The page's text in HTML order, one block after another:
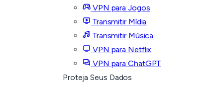
VPN para Jogos
Transmitir Mídia
Transmitir Música
VPN para Netflix
VPN para ChatGPT
Proteja Seus Dados